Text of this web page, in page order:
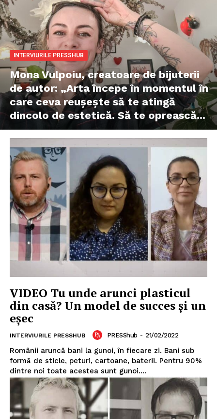
INTERVIURILE PRESSHUB
Mona Vulpoiu, creatoare de bijuterii
de autor: „Arta începe în momentul în
care ceva reușește să te atingă
dincolo de estetică. Să te oprească...
VIDEO Tu unde arunci plasticul
din casă? Un model de succes și un
eșec
INTERVIURILE PRESSHUB PRESShub - 21/02/2022
Românii aruncă bani la gunoi, în fiecare zi. Bani sub
formă de sticle, peturi, cartoane, baterii. Pentru 90%
dintre noi toate acestea sunt gunoi....